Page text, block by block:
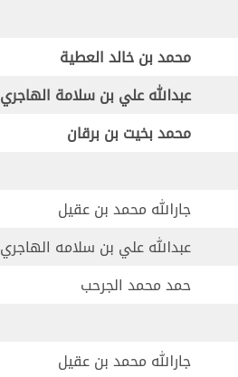
محمد بن خالد العطية
عبدالله علي بن سلامة الهاجري
محمد بخيت بن برقان
جارالله محمد بن عقيل
عبدالله علي بن سلامه الهاجري
حمد محمد الجرحب
جارالله محمد بن عقيل